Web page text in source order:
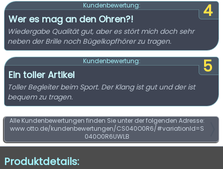
4
Kundenbewertung:
Wer es mag an den Ohren?!
Wiedergabe Qualität gut, aber es stört mich doch sehr
neben der Brille noch Bügelkopfhörer zu tragen.
5
Kundenbewertung:
Ein toller Artikel
Toller Begleiter beim Sport. Der Klang ist gut und der ist
bequem zu tragen.
Alle Kundenbewertungen finden Sie unter der folgenden Adresse:
www.otto.de/kundenbewertungen/CS040O0R6/#variationId=S
040O0R6UWLB
Produktdetails: